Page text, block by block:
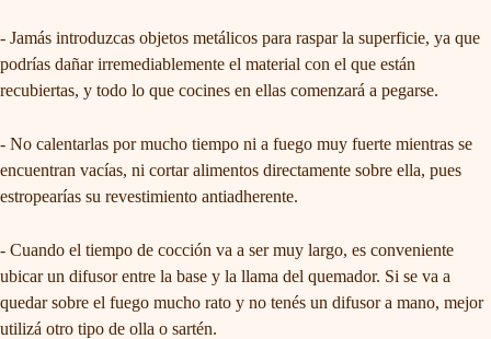
- Jamás introduzcas objetos metálicos para raspar la superficie, ya que
podrías dañar irremediablemente el material con el que están
recubiertas, y todo lo que cocines en ellas comenzará a pegarse.
- No calentarlas por mucho tiempo ni a fuego muy fuerte mientras se
encuentran vacías, ni cortar alimentos directamente sobre ella, pues
estropearías su revestimiento antiadherente.
- Cuando el tiempo de cocción va a ser muy largo, es conveniente
ubicar un difusor entre la base y la llama del quemador. Si se va a
quedar sobre el fuego mucho rato y no tenés un difusor a mano, mejor
utilizá otro tipo de olla o sartén.